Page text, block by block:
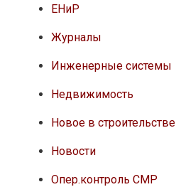
ЕНиР
Журналы
Инженерные системы
Недвижимость
Новое в строительстве
Новости
Опер.контроль СМР